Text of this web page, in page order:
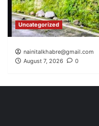
Uncategorized
nainitalkhabre@gmail.com
August 7, 2026
0